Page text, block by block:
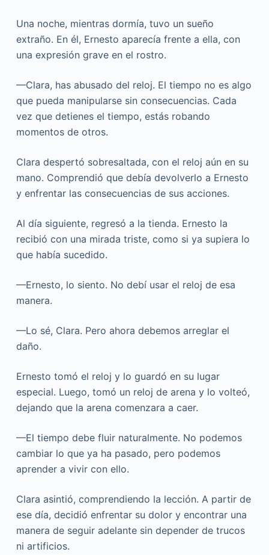
Una noche, mientras dormía, tuvo un sueño
extraño. En él, Ernesto aparecía frente a ella, con
una expresión grave en el rostro.
—Clara, has abusado del reloj. El tiempo no es algo
que pueda manipularse sin consecuencias. Cada
vez que detienes el tiempo, estás robando
momentos de otros.
Clara despertó sobresaltada, con el reloj aún en su
mano. Comprendió que debía devolverlo a Ernesto
y enfrentar las consecuencias de sus acciones.
Al día siguiente, regresó a la tienda. Ernesto la
recibió con una mirada triste, como si ya supiera lo
que había sucedido.
—Ernesto, lo siento. No debí usar el reloj de esa
manera.
—Lo sé, Clara. Pero ahora debemos arreglar el
daño.
Ernesto tomó el reloj y lo guardó en su lugar
especial. Luego, tomó un reloj de arena y lo volteó,
dejando que la arena comenzara a caer.
—El tiempo debe fluir naturalmente. No podemos
cambiar lo que ya ha pasado, pero podemos
aprender a vivir con ello.
Clara asintió, comprendiendo la lección. A partir de
ese día, decidió enfrentar su dolor y encontrar una
manera de seguir adelante sin depender de trucos
ni artificios.